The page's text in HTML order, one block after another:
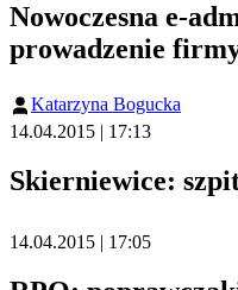
Nowoczesna e-
prowadzenie
Katarzyna Bogucka
14.04.2015 | 17:13
Skierniewice:
14.04.2015 | 17:05